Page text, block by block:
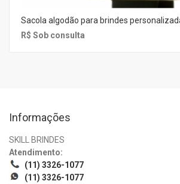
Sacola algodão para brindes
R$ Sob consulta
Informações
SKILL BRINDES
Atendimento:
(11) 3326-1077
(11) 3326-1077